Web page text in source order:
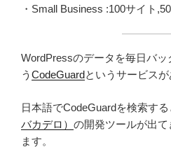
・Small Business :100サイト
WordPressのデータを毎日バ
う CodeGuardというサービスが
日本語でCodeGuardを検索する
バカデロ） の開発ツールが出
ます。